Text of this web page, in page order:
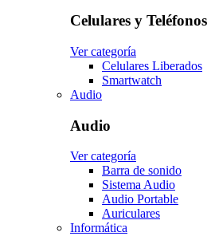
Celulares y Teléfonos
Ver categoría
Celulares Liberados
Smartwatch
Audio
Audio
Ver categoría
Barra de sonido
Sistema Audio
Audio Portable
Auriculares
Informática